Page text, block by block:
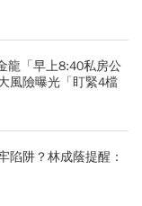
龍「早上8:40私房公
風險曝光「盯緊4檔
陷阱？林成蔭提醒：